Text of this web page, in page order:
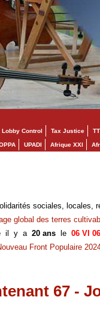
Lobby Control Tax Justice
UPADI Afrique XXI
sociales, locales,
global des terres
il y a20 ans le 06 VI 06
Front Populaire
67 -